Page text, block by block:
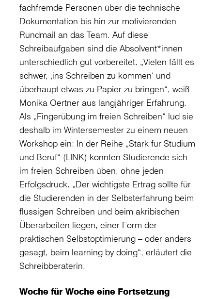
fachfremde Personen über die technische
Dokumentation bis hin zur motivierenden
Rundmail an das Team. Auf diese
Schreibaufgaben sind die Absolvent*innen
unterschiedlich gut vorbereitet. „Vielen fällt es
schwer, ‚ins Schreiben zu kommen‘ und
überhaupt etwas zu Papier zu bringen“, weiß
Monika Oertner aus langjähriger Erfahrung.
Als „Fingerübung im freien Schreiben“ lud sie
deshalb im Wintersemester zu einem neuen
Workshop ein: In der Reihe „Stark für Studium
und Beruf“ (LINK) konnten Studierende sich
im freien Schreiben üben, ohne jeden
Erfolgsdruck. „Der wichtigste Ertrag sollte für
die Studierenden in der Selbsterfahrung beim
flüssigen Schreiben und beim akribischen
Überarbeiten liegen, einer Form der
praktischen Selbstoptimierung – oder anders
gesagt, beim learning by doing“, erläutert die
Schreibberaterin.
Woche für Woche eine Fortsetzung